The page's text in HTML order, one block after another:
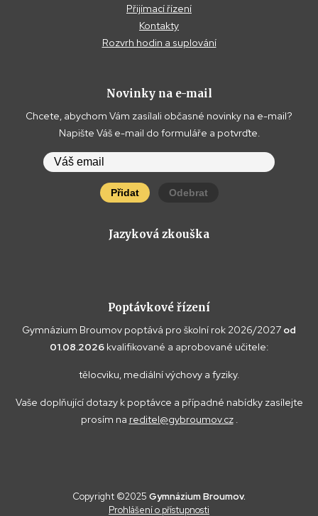
Přijímací řízení
Kontakty
Rozvrh hodin a suplování
Novinky na e-mail
Chcete, abychom Vám zasílali občasné novinky na e-mail?
Napište Váš e-mail do formuláře a potvrďte.
Přidat Odebrat
Jazyková zkouška
Poptávkové řízení
Gymnázium Broumov poptává pro školní rok 2026/2027 od
01.08.2026 kvalifikované a aprobované učitele:
tělocviku, mediální výchovy a fyziky.
Vaše doplňující dotazy k poptávce a případné nabídky zasílejte
prosím na reditel@gybroumov.cz.
Copyright ©2025 Gymnázium Broumov.
Prohlášení o přístupnosti